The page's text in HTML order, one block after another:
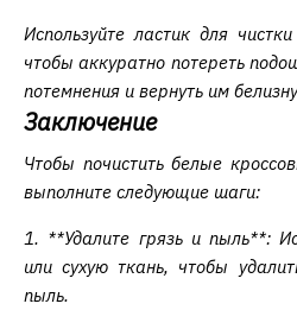
Используйте ластик для
чтобы аккуратно потереть
потемнения и вернуть им
Заключение
Чтобы почистить белые
выполните следующие шаги:
1. **Удалите грязь и пыль**:
или сухую ткань, чтобы
пыль.